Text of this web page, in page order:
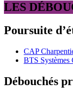
LES
Poursuite
CAP
BTS Systèmes
Débouchés